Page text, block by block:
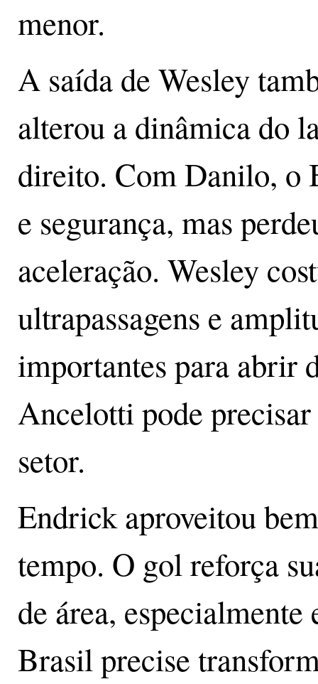
menor.
A saída de Wesley
alterou a dinâmica do
direito. Com Danilo, o
e segurança, mas
aceleração. Wesley
ultrapassagens e
importantes para abrir
Ancelotti pode
setor.
Endrick aproveitou
tempo. O gol reforça
de área,
Brasil precise